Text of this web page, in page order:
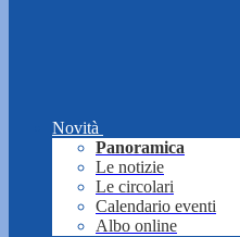
Novità
Panoramica
Le notizie
Le circolari
Calendario eventi
Albo online